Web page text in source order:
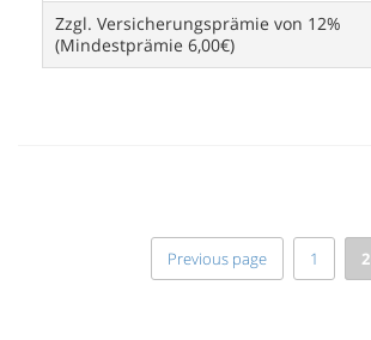
Zzgl. Versicherungsprämie von 12%
(Mindestprämie 6,00€)
Previous page 1 2